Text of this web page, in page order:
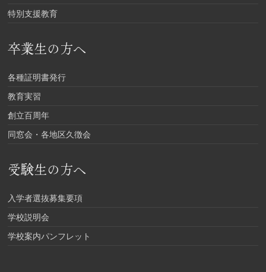
特別支援教育
卒業生の方へ
各種証明書発行
教育実習
創立百周年
同窓会・各地区久徴会
受験生の方へ
入学者選抜募集要項
学校説明会
学校案内パンフレット